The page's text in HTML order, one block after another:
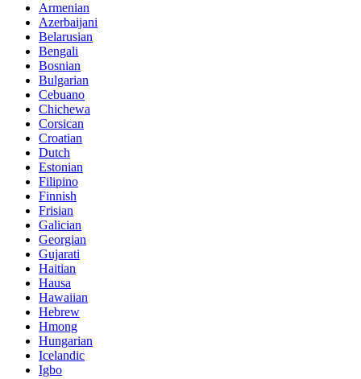
Armenian
Azerbaijani
Belarusian
Bengali
Bosnian
Bulgarian
Cebuano
Chichewa
Corsican
Croatian
Dutch
Estonian
Filipino
Finnish
Frisian
Galician
Georgian
Gujarati
Haitian
Hausa
Hawaiian
Hebrew
Hmong
Hungarian
Icelandic
Igbo